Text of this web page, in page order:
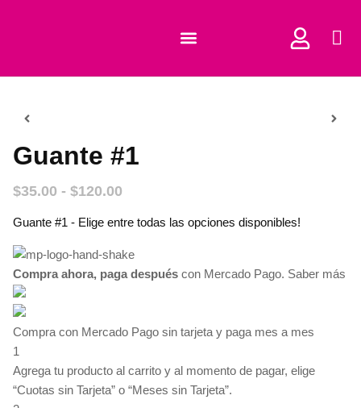
Guante #1
$35.00 - $120.00
Guante #1 - Elige entre todas las opciones disponibles!
Compra ahora, paga después con Mercado Pago. Saber más
Compra con Mercado Pago sin tarjeta y paga mes a mes
1
Agrega tu producto al carrito y al momento de pagar, elige
“Cuotas sin Tarjeta” o “Meses sin Tarjeta”.